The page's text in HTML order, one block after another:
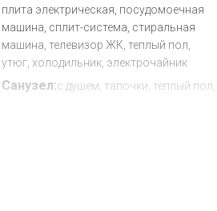
плита электрическая, посудомоечная
машина, сплит-система, стиральная
машина, телевизор ЖК, теплый пол,
утюг, холодильник, электрочайник
Санузел:с душем, тапочки, теплый пол,